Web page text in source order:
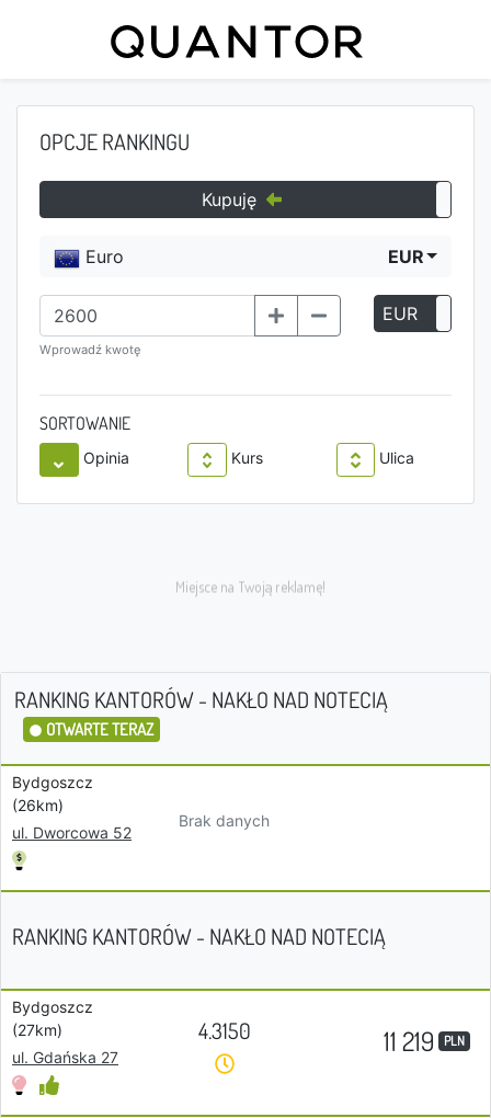
OPCJE RANKINGU
Kupuję
Euro EUR
Wprowadź kwotę
EUR
SORTOWANIE
Opinia Kurs Ulica
RANKING KANTORÓW - NAKŁO NAD NOTECIĄ
OTWARTE TERAZ
Bydgoszcz
(26km)
ul. Dworcowa 52
Brak danych
RANKING KANTORÓW - NAKŁO NAD NOTECIĄ
Bydgoszcz
(27km)
ul. Gdańska 27
4.3150 11 219 PLN